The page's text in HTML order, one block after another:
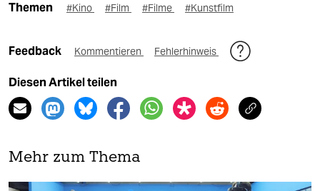
Themen #Kino #Film #Filme #Kunstfilm
Feedback Kommentieren Fehlerhinweis
Diesen Artikel teilen
Mehr zum Thema